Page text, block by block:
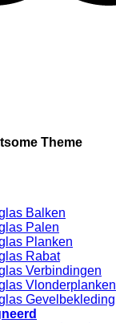
Theme
Balken
Palen
Planken
Rabat
Verbindingen
Vlonderplanken
Gevelbekleding